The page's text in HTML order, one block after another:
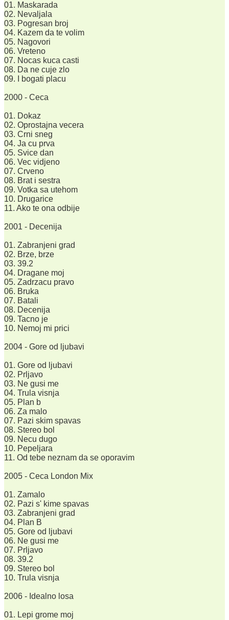
01. Maskarada
02. Nevaljala
03. Pogresan broj
04. Kazem da te volim
05. Nagovori
06. Vreteno
07. Nocas kuca casti
08. Da ne cuje zlo
09. I bogati placu
2000 - Ceca
01. Dokaz
02. Oprostajna vecera
03. Crni sneg
04. Ja cu prva
05. Svice dan
06. Vec vidjeno
07. Crveno
08. Brat i sestra
09. Votka sa utehom
10. Drugarice
11. Ako te ona odbije
2001 - Decenija
01. Zabranjeni grad
02. Brze, brze
03. 39.2
04. Dragane moj
05. Zadrzacu pravo
06. Bruka
07. Batali
08. Decenija
09. Tacno je
10. Nemoj mi prici
2004 - Gore od ljubavi
01. Gore od ljubavi
02. Prljavo
03. Ne gusi me
04. Trula visnja
05. Plan b
06. Za malo
07. Pazi skim spavas
08. Stereo bol
09. Necu dugo
10. Pepeljara
11. Od tebe neznam da se oporavim
2005 - Ceca London Mix
01. Zamalo
02. Pazi s' kime spavas
03. Zabranjeni grad
04. Plan B
05. Gore od ljubavi
06. Ne gusi me
07. Prljavo
08. 39.2
09. Stereo bol
10. Trula visnja
2006 - Idealno losa
01. Lepi grome moj